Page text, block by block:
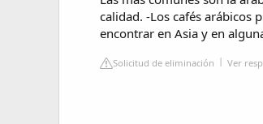
calidad. -Los cafés arábicos
encontrar en Asia y en
Solicitud de eliminación Ver